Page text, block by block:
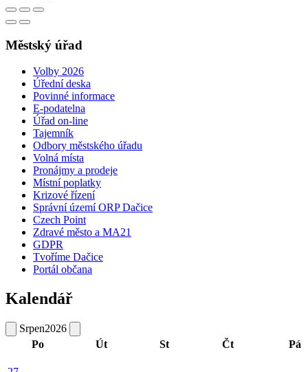
Městský úřad
Volby 2026
Úřední deska
Povinné informace
E-podatelna
Úřad on-line
Tajemník
Odbory městského úřadu
Volná místa
Pronájmy a prodeje
Místní poplatky
Krizové řízení
Správní území ORP Dačice
Czech Point
Zdravé město a MA21
GDPR
Tvoříme Dačice
Portál občana
Kalendář
Srpen2026
Po
Út St Čt Pá